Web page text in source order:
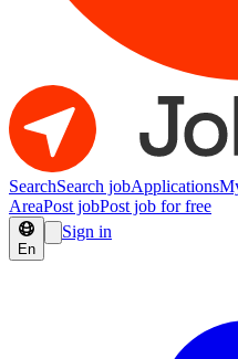
SearchSearch jobApplications
AreaPost jobPost job for free
En
Sign in